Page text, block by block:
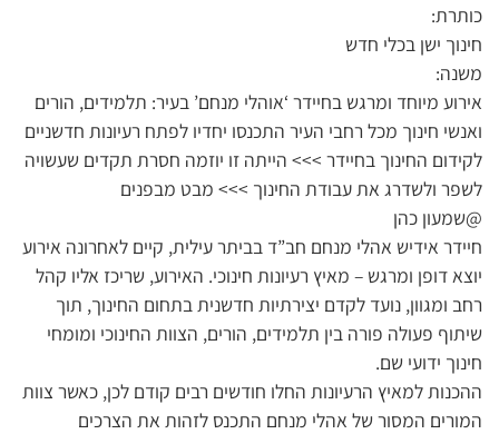
כותרת:
חינוך ישן בכלי חדש
משנה:
אירוע מיוחד ומרגש בחיידר ‘אוהלי מנחם’ בעיר: תלמידים, הורים
ואנשי חינוך מכל רחבי העיר התכנסו יחדיו לפתח רעיונות חדשניים
לקידום החינוך בחיידר >>> הייתה זו יוזמה חסרת תקדים שעשויה
לשפר ולשדרג את עבודת החינוך >>> מבט מבפנים
@שמעון כהן
חיידר אידיש אהלי מנחם חב”ד בביתר עילית, קיים לאחרונה אירוע
יוצא דופן ומרגש – מאיץ רעיונות חינוכי. האירוע, שריכז אליו קהל
רחב ומגוון, נועד לקדם יצירתיות חדשנית בתחום החינוך, תוך
שיתוף פעולה פורה בין תלמידים, הורים, הצוות החינוכי ומומחי
חינוך ידועי שם.
ההכנות למאיץ הרעיונות החלו חודשים רבים קודם לכן, כאשר צוות
המורים המסור של אהלי מנחם התכנס לזהות את הצרכים